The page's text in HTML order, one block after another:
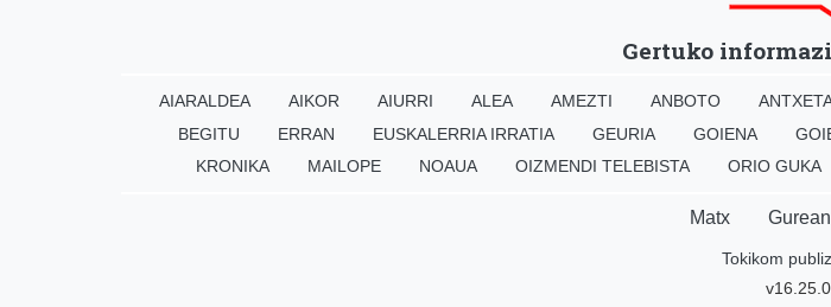
Gertuko
AIARALDEA AIKOR AIURRI ALEA AMEZTI ANBOTO
BEGITU
ERRAN EUSKALERRIA IRRATIA GEURIA GOIENA
KRONIKA
MAILOPE NOAUA OIZMENDI TELEBISTA ORIO GUKA
Matx Gurean
Tokikom
v16.25.0